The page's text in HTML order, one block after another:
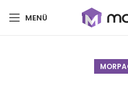
MENÜ